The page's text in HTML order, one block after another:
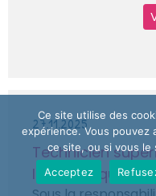
27.11.2025
Technicien
Informatique H/F
Ce site utilise des
expérience. Vous pouvez
ce site, ou si vous le
Acceptez